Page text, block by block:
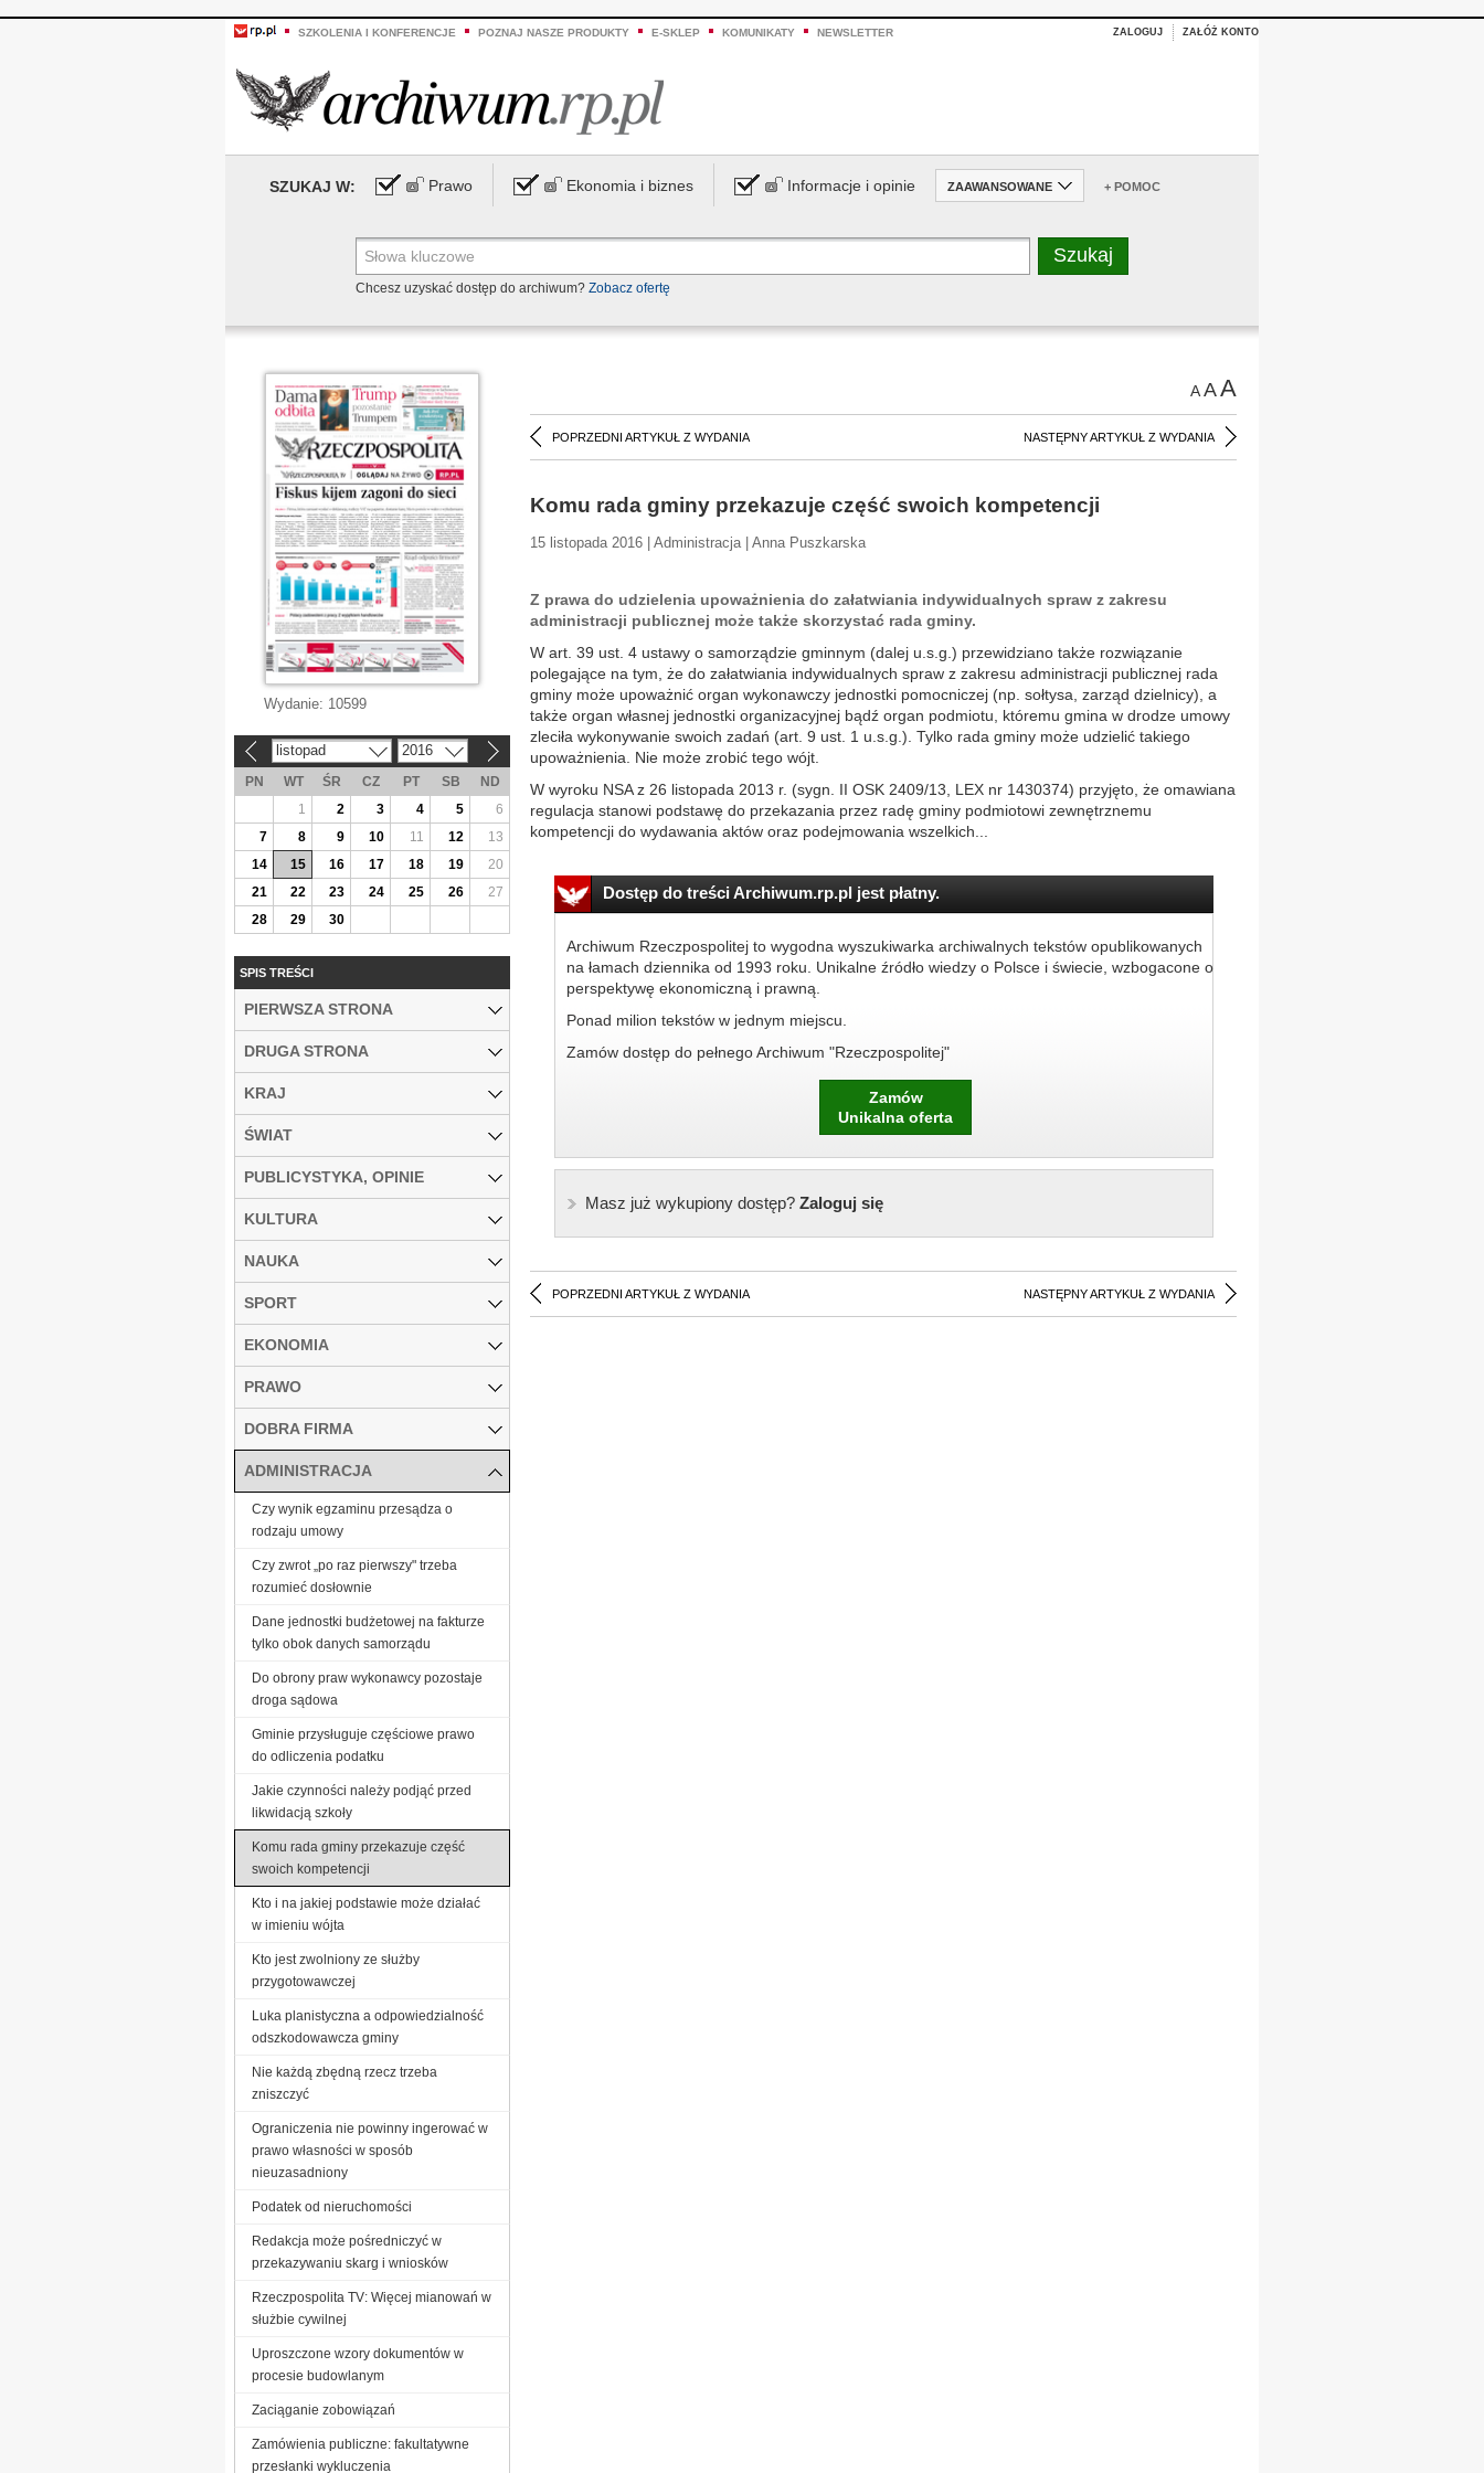
SZKOLENIA I KONFERENCJE POZNAJ NASZE PRODUKTY E-SKLEP KOMUNIKATY NEWSLETTER ZALOGUJ ZAŁÓŻ KONTO
SZUKAJ W: Prawo Ekonomia i biznes Informacje i opinie ZAAWANSOWANE + POMOC
Chcesz uzyskać dostęp do archiwum? Zobacz ofertę
AAA
POPRZEDNI ARTYKUŁ Z WYDANIA NASTĘPNY ARTYKUŁ Z WYDANIA
Komu rada gminy przekazuje część swoich kompetencji
15 listopada 2016 | Administracja | Anna Puszkarska
Z prawa do udzielenia upoważnienia do załatwiania indywidualnych spraw z zakresu
administracji publicznej może także skorzystać rada gminy.
W art. 39 ust. 4 ustawy o samorządzie gminnym (dalej u.s.g.) przewidziano także rozwiązanie
polegające na tym, że do załatwiania indywidualnych spraw z zakresu administracji publicznej rada
gminy może upoważnić organ wykonawczy jednostki pomocniczej (np. sołtysa, zarząd dzielnicy), a
także organ własnej jednostki organizacyjnej bądź organ podmiotu, któremu gmina w drodze umowy
zleciła wykonywanie swoich zadań (art. 9 ust. 1 u.s.g.). Tylko rada gminy może udzielić takiego
upoważnienia. Nie może zrobić tego wójt.
W wyroku NSA z 26 listopada 2013 r. (sygn. II OSK 2409/13, LEX nr 1430374) przyjęto, że omawiana
regulacja stanowi podstawę do przekazania przez radę gminy podmiotowi zewnętrznemu
kompetencji do wydawania aktów oraz podejmowania wszelkich...
Dostęp do treści Archiwum.rp.pl jest płatny.
Archiwum Rzeczpospolitej to wygodna wyszukiwarka archiwalnych tekstów opublikowanych
na łamach dziennika od 1993 roku. Unikalne źródło wiedzy o Polsce i świecie, wzbogacone o
perspektywę ekonomiczną i prawną.
Ponad milion tekstów w jednym miejscu.
Zamów dostęp do pełnego Archiwum "Rzeczpospolitej"
Zamów
Unikalna oferta
Masz już wykupiony dostęp?Zaloguj się
POPRZEDNI ARTYKUŁ Z WYDANIA NASTĘPNY ARTYKUŁ Z WYDANIA
Wydanie: 10599
listopad 2016
PN WT ŚR CZ PT SB
ND
1
2 3 4 5
6
7
8 9 10 11 12
13
14
15 16 17 18 19
20
21
22 23 24 25 26
27
28
29 30
SPIS TREŚCI
PIERWSZA STRONA
DRUGA STRONA
KRAJ
ŚWIAT
PUBLICYSTYKA, OPINIE
KULTURA
NAUKA
SPORT
EKONOMIA
PRAWO
DOBRA FIRMA
ADMINISTRACJA
Czy wynik egzaminu przesądza o
rodzaju umowy
Czy zwrot „po raz pierwszy" trzeba
rozumieć dosłownie
Dane jednostki budżetowej na fakturze
tylko obok danych samorządu
Do obrony praw wykonawcy pozostaje
droga sądowa
Gminie przysługuje częściowe prawo
do odliczenia podatku
Jakie czynności należy podjąć przed
likwidacją szkoły
Komu rada gminy przekazuje część
swoich kompetencji
Kto i na jakiej podstawie może działać
w imieniu wójta
Kto jest zwolniony ze służby
przygotowawczej
Luka planistyczna a odpowiedzialność
odszkodowawcza gminy
Nie każdą zbędną rzecz trzeba
zniszczyć
Ograniczenia nie powinny ingerować w
prawo własności w sposób
nieuzasadniony
Podatek od nieruchomości
Redakcja może pośredniczyć w
przekazywaniu skarg i wniosków
Rzeczpospolita TV: Więcej mianowań w
służbie cywilnej
Uproszczone wzory dokumentów w
procesie budowlanym
Zaciąganie zobowiązań
Zamówienia publiczne: fakultatywne
przesłanki wykluczenia